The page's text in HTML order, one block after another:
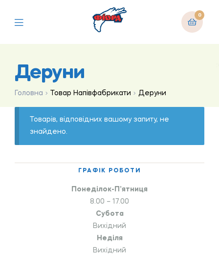
0
Деруни
Головна Товар Напівфабрикати Деруни
Товарів, відповідних вашому запиту, не
знайдено.
ГРАФІК РОБОТИ
Понеділок-П’ятниця
8.00 – 17.00
Субота
Вихідний
Неділя
Вихідний